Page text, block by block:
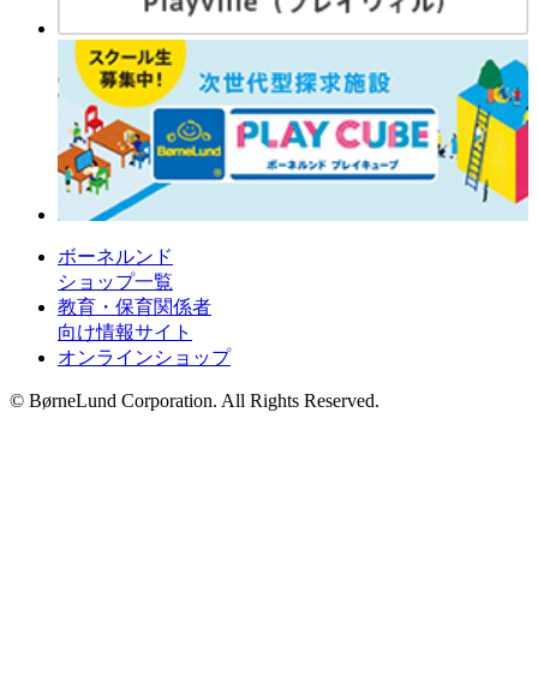
ボーネルンド
ショップ一覧
教育・保育関係者
向け情報サイト
オンラインショップ
© BørneLund Corporation. All Rights Reserved.